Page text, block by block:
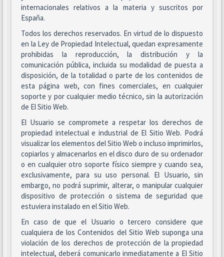
internacionales relativos a la materia y suscritos por
España.
Todos los derechos reservados. En virtud de lo dispuesto
en la Ley de Propiedad Intelectual, quedan expresamente
prohibidas la reproducción, la distribución y la
comunicación pública, incluida su modalidad de puesta a
disposición, de la totalidad o parte de los contenidos de
esta página web, con fines comerciales, en cualquier
soporte y por cualquier medio técnico, sin la autorización
de El Sitio Web.
El Usuario se compromete a respetar los derechos de
propiedad intelectual e industrial de El Sitio Web. Podrá
visualizar los elementos del Sitio Web o incluso imprimirlos,
copiarlos y almacenarlos en el disco duro de su ordenador
o en cualquier otro soporte físico siempre y cuando sea,
exclusivamente, para su uso personal. El Usuario, sin
embargo, no podrá suprimir, alterar, o manipular cualquier
dispositivo de protección o sistema de seguridad que
estuviera instalado en el Sitio Web.
En caso de que el Usuario o tercero considere que
cualquiera de los Contenidos del Sitio Web suponga una
violación de los derechos de protección de la propiedad
intelectual, deberá comunicarlo inmediatamente a El Sitio